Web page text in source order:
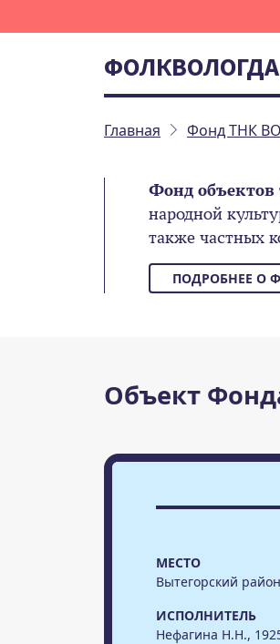
ФОЛКВОЛОГДА
Главная Фонд ТНК ВО
Фонд объектов
народной
также частных
ПОДРОБНЕЕ О
Объект
МЕСТО
Вытегорский
ИСПОЛНИТЕЛЬ
Нефагина Н.Н.,